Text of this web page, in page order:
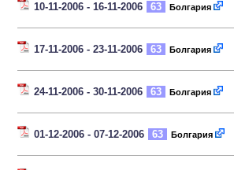
10-11-2006 - 16-11-2006 63 Болгария
17-11-2006 - 23-11-2006 63 Болгария
24-11-2006 - 30-11-2006 63 Болгария
01-12-2006 - 07-12-2006 63 Болгария